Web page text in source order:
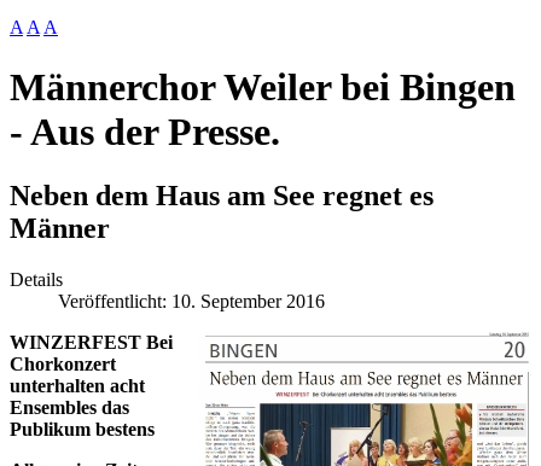
AAA
Männerchor Weiler bei Bingen
- Aus der Presse.
Neben dem Haus am See regnet es
Männer
Details
Veröffentlicht: 10. September 2016
WINZERFEST Bei
Chorkonzert
unterhalten acht
Ensembles das
Publikum bestens